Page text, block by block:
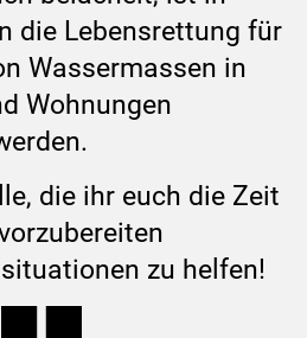
die Lebensrettung für
Wassermassen in
Wohnungen
die ihr euch die Zeit
zu helfen!